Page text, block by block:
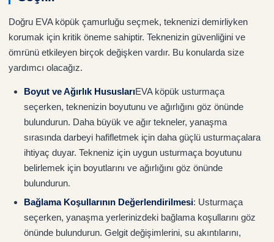
Doğru EVA köpük çamurluğu seçmek, teknenizi demirliyken
korumak için kritik öneme sahiptir. Teknenizin güvenliğini ve
ömrünü etkileyen birçok değişken vardır. Bu konularda size
yardımcı olacağız.
Boyut ve Ağırlık HususlarıEVA köpük usturmaça
seçerken, teknenizin boyutunu ve ağırlığını göz önünde
bulundurun. Daha büyük ve ağır tekneler, yanaşma
sırasında darbeyi hafifletmek için daha güçlü usturmaçalara
ihtiyaç duyar. Tekneniz için uygun usturmaça boyutunu
belirlemek için boyutlarını ve ağırlığını göz önünde
bulundurun.
Bağlama Koşullarının Değerlendirilmesi: Usturmaça
seçerken, yanaşma yerlerinizdeki bağlama koşullarını göz
önünde bulundurun. Gelgit değişimlerini, su akıntılarını,